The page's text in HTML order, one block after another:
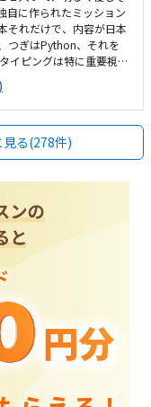
自に作られたミッション
それだけで、内容が日本
つぎはPython、それを
イピングは特に重要視し
的に必要を感じたら入れ
便性がよいが、電車で通
もない場所ですが、やや
方はよいと思います。外
はおそらく新しく、キレ
所と、通う回数によって
くれる所が良心的で嬉し
て、優しく声かけてく
いです。
る(278件)